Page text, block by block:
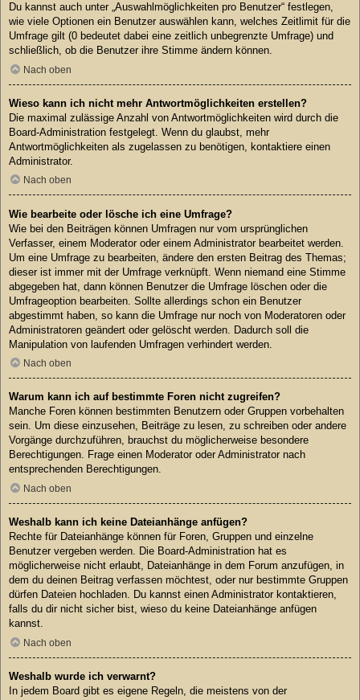
Du kannst auch unter „Auswahlmöglichkeiten pro Benutzer“ festlegen,
wie viele Optionen ein Benutzer auswählen kann, welches Zeitlimit für die
Umfrage gilt (0 bedeutet dabei eine zeitlich unbegrenzte Umfrage) und
schließlich, ob die Benutzer ihre Stimme ändern können.
Nach oben
Wieso kann ich nicht mehr Antwortmöglichkeiten erstellen?
Die maximal zulässige Anzahl von Antwortmöglichkeiten wird durch die
Board-Administration festgelegt. Wenn du glaubst, mehr
Antwortmöglichkeiten als zugelassen zu benötigen, kontaktiere einen
Administrator.
Nach oben
Wie bearbeite oder lösche ich eine Umfrage?
Wie bei den Beiträgen können Umfragen nur vom ursprünglichen
Verfasser, einem Moderator oder einem Administrator bearbeitet werden.
Um eine Umfrage zu bearbeiten, ändere den ersten Beitrag des Themas;
dieser ist immer mit der Umfrage verknüpft. Wenn niemand eine Stimme
abgegeben hat, dann können Benutzer die Umfrage löschen oder die
Umfrageoption bearbeiten. Sollte allerdings schon ein Benutzer
abgestimmt haben, so kann die Umfrage nur noch von Moderatoren oder
Administratoren geändert oder gelöscht werden. Dadurch soll die
Manipulation von laufenden Umfragen verhindert werden.
Nach oben
Warum kann ich auf bestimmte Foren nicht zugreifen?
Manche Foren können bestimmten Benutzern oder Gruppen vorbehalten
sein. Um diese einzusehen, Beiträge zu lesen, zu schreiben oder andere
Vorgänge durchzuführen, brauchst du möglicherweise besondere
Berechtigungen. Frage einen Moderator oder Administrator nach
entsprechenden Berechtigungen.
Nach oben
Weshalb kann ich keine Dateianhänge anfügen?
Rechte für Dateianhänge können für Foren, Gruppen und einzelne
Benutzer vergeben werden. Die Board-Administration hat es
möglicherweise nicht erlaubt, Dateianhänge in dem Forum anzufügen, in
dem du deinen Beitrag verfassen möchtest, oder nur bestimmte Gruppen
dürfen Dateien hochladen. Du kannst einen Administrator kontaktieren,
falls du dir nicht sicher bist, wieso du keine Dateianhänge anfügen
kannst.
Nach oben
Weshalb wurde ich verwarnt?
In jedem Board gibt es eigene Regeln, die meistens von der